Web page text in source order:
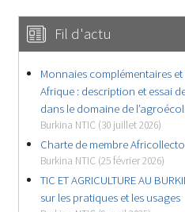
Fil d'actu
Monnaies complémentaires
Afrique : description et essai
dans le domaine de
Burkina NTIC (30 juillet 2026)
Charte de membre
Burkina NTIC (25 février 2026)
TIC ET AGRICULTURE AU
sur les pratiques et les usages